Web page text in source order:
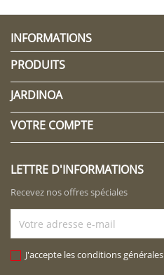
INFORMATIONS
PRODUITS
JARDINOA
VOTRE COMPTE
LETTRE D'INFORMATIONS
Recevez nos offres spéciales
J'accepte les conditions